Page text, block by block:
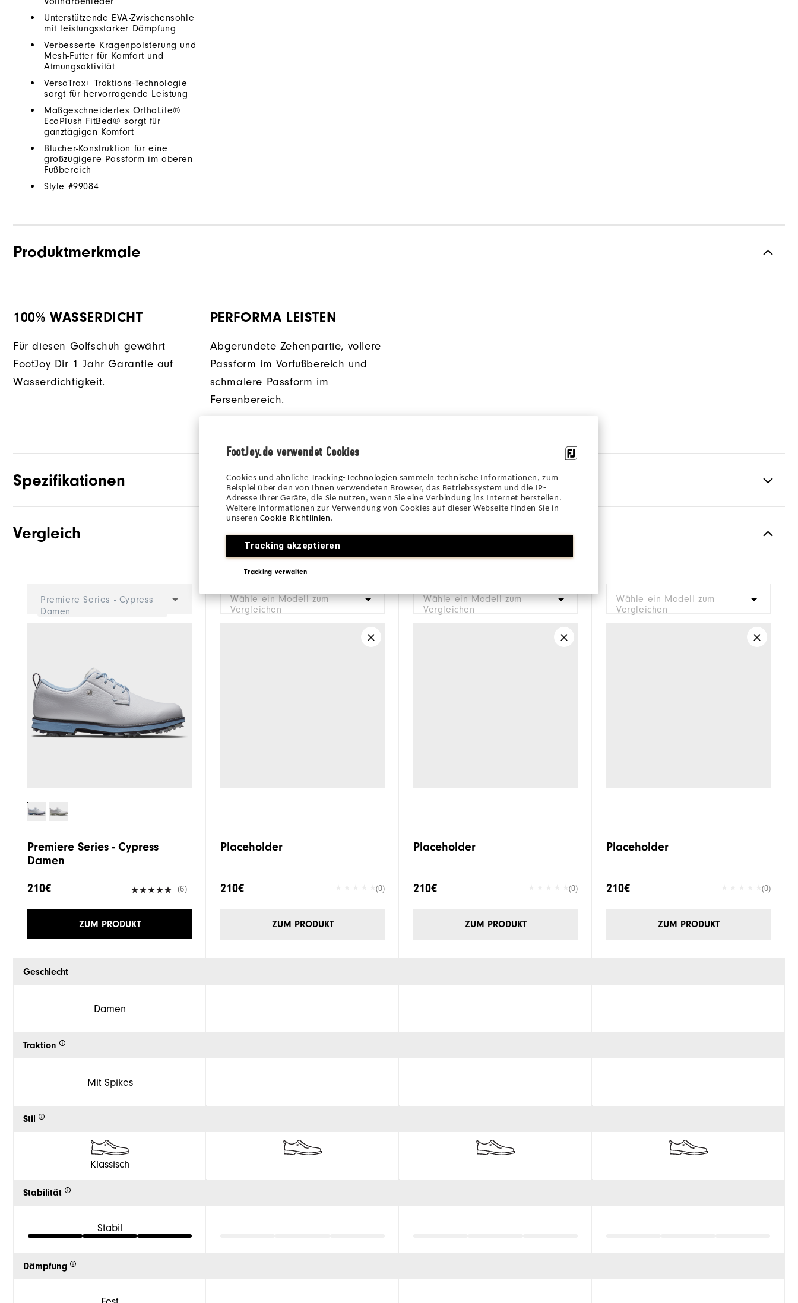
FootJoy.de verwendet Cookies
Cookies und ähnliche Tracking-Technologien sammeln technische Informationen, zum
Beispiel über den von Ihnen verwendeten Browser, das Betriebssystem und die IP-
Adresse Ihrer Geräte, die Sie nutzen, wenn Sie eine Verbindung ins Internet herstellen.
Weitere Informationen zur Verwendung von Cookies auf dieser Webseite finden Sie in
unseren Cookie-Richtlinien .
Tracking akzeptieren
Tracking verwalten
Unterstützende EVA-Zwischensohle
mit leistungsstarker Dämpfung
Verbesserte Kragenpolsterung und
Mesh-Futter für Komfort und
Atmungsaktivität
VersaTrax+ Traktions-Technologie
sorgt für hervorragende Leistung
Maßgeschneidertes OrthoLite®
EcoPlush FitBed® sorgt für
ganztägigen Komfort
Blucher-Konstruktion für eine
großzügigere Passform im oberen
Fußbereich
Style #99084
Produktmerkmale
100% WASSERDICHT
Für diesen Golfschuh gewährt
FootJoy Dir 1 Jahr Garantie auf
Wasserdichtigkeit.
PERFORMA LEISTEN
Abgerundete Zehenpartie, vollere
Passform im Vorfußbereich und
schmalere Passform im
Fersenbereich.
Spezifikationen
Traktion Spiked
Vergleich
Premiere Series - Cypress
Damen
Premiere Series - Cypress
Damen
210€ (6)
ZUM PRODUKT
Geschlecht
Damen
Traktion
Mit Spikes
Stil
Klassisch
Stabilität
Stabil
Dämpfung
Wähle ein Modell zum
Vergleichen
Placeholder
210€ (0)
ZUM PRODUKT
Wähle ein Modell zum
Vergleichen
Placeholder
210€ (0)
ZUM PRODUKT
Wähle ein Modell zum
Vergleichen
Placeholder
210€ (0)
ZUM PRODUKT